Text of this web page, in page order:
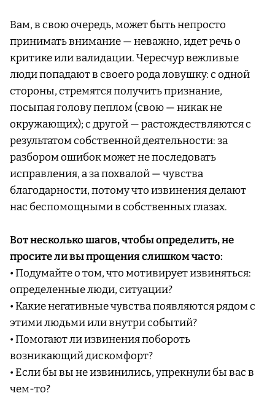
Вам, в свою очередь, может быть непросто
принимать внимание — неважно, идет речь о
критике или валидации. Чересчур вежливые
люди попадают в своего рода ловушку: с одной
стороны, стремятся получить признание,
посыпая голову пеплом (свою — никак не
окружающих); с другой — растождествляются с
результатом собственной деятельности: за
разбором ошибок может не последовать
исправления, а за похвалой — чувства
благодарности, потому что извинения делают
нас беспомощными в собственных глазах.
Вот несколько шагов, чтобы определить, не
просите ли вы прощения слишком часто:
• Подумайте о том, что мотивирует извиняться:
определенные люди, ситуации?
• Какие негативные чувства появляются рядом с
этими людьми или внутри событий?
• Помогают ли извинения побороть
возникающий дискомфорт?
• Если бы вы не извинились, упрекнули бы вас в
чем-то?